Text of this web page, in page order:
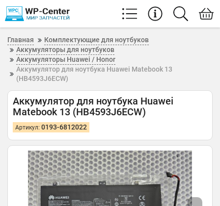
Главная
Комплектующие для ноутбуков
Аккумуляторы для ноутбуков
Аккумуляторы Huawei / Honor
Аккумулятор для ноутбука Huawei Matebook 13
(HB4593J6ECW)
Аккумулятор для ноутбука Huawei
Matebook 13 (HB4593J6ECW)
Артикул: 0193-6812022